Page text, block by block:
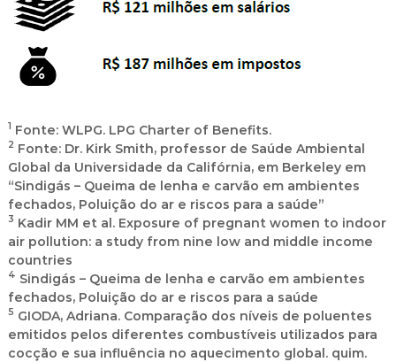
1 Fonte: WLPG. LPG Charter of Benefits.
2 Fonte: Dr. Kirk Smith, professor de Saúde Ambiental
Global da Universidade da Califórnia, em Berkeley em
“Sindigás – Queima de lenha e carvão em ambientes
fechados, Poluição do ar e riscos para a saúde”
3 Kadir MM et al. Exposure of pregnant women to indoor
air pollution: a study from nine low and middle income
countries
4 Sindigás – Queima de lenha e carvão em ambientes
fechados, Poluição do ar e riscos para a saúde
5 GIODA, Adriana. Comparação dos níveis de poluentes
emitidos pelos diferentes combustíveis utilizados para
cocção e sua influência no aquecimento global. quim.